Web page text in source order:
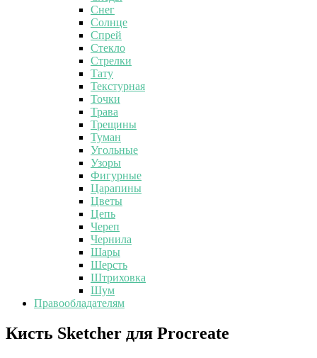
Снег
Солнце
Спрей
Стекло
Стрелки
Тату
Текстурная
Точки
Трава
Трещины
Туман
Угольные
Узоры
Фигурные
Царапины
Цветы
Цепь
Череп
Чернила
Шары
Шерсть
Штриховка
Шум
Правообладателям
Кисть
Sketcher
Кисть Sketcher для Procreate